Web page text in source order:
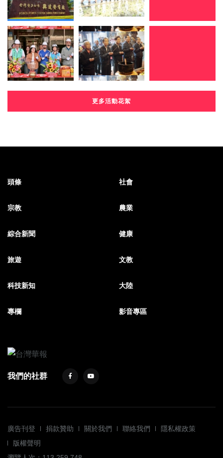
更多活動花絮
頭條 社會
宗教 農業
綜合新聞 健康
旅遊 文教
科技新知 大陸
專欄 影音專區
我們的社群
廣告刊登 捐款贊助 關於我們 聯絡我們
隱私權政策
版權聲明